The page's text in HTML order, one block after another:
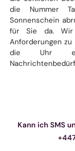
die Nummer
Sonnenschein
für Sie da. Wir
Anforderungen
die Uhr
Kann ich SMS